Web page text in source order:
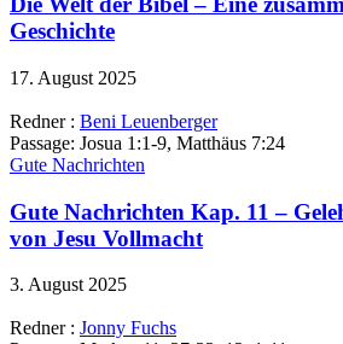
Geschichte
17. August 2025
Redner : Beni Leuenberger
Passage: Josua 1:1-9, Matthäus 7:24
Gute Nachrichten
Gute Nachrichten Kap. 11 –
von Jesu Vollmacht
3. August 2025
Redner : Jonny Fuchs